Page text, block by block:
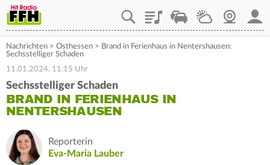
PlaylistStaupilotWetterWebcam
Nachrichten > Osthessen > Brand in Ferienhaus in Nentershausen:
Sechsstelliger Schaden
11.01.2024, 11:15 Uhr
Sechsstelliger Schaden
BRAND IN FERIENHAUS IN
NENTERSHAUSEN
Reporterin
Eva-Maria Lauber